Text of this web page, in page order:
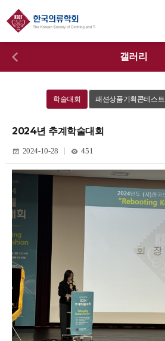
갤러리
학술대회 패션상품기획콘테스트
2024년 추계학술대회
2024-10-28 451